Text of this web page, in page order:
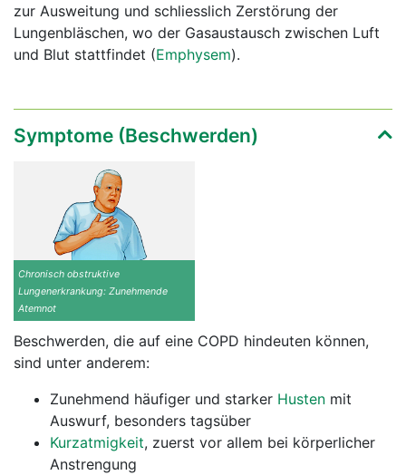
zur Ausweitung und schliesslich Zerstörung der
Lungenbläschen, wo der Gasaustausch zwischen Luft
und Blut stattfindet (Emphysem).
Symptome (Beschwerden)
Chronisch obstruktive
Lungenerkrankung: Zunehmende
Atemnot
Beschwerden, die auf eine COPD hindeuten können,
sind unter anderem:
Zunehmend häufiger und starker Husten mit
Auswurf, besonders tagsüber
Kurzatmigkeit, zuerst vor allem bei körperlicher
Anstrengung